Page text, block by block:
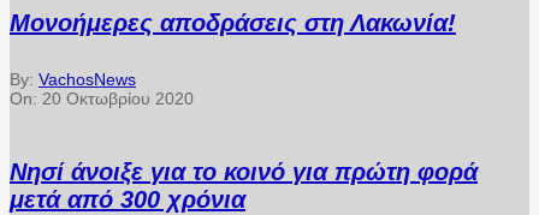
Μονοήμερες αποδράσεις στη Λακωνία!
By: VachosNews
On: 20 Οκτωβρίου 2020
Νησί άνοιξε για το κοινό για πρώτη φορά
μετά από 300 χρόνια